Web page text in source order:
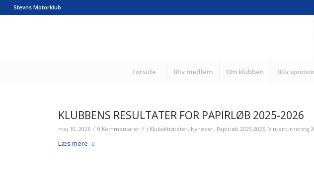
Stevns Motorklub
Forside Bliv medlem Om klubben Bliv sponsor
KLUBBENS RESULTATER FOR PAPIRLØB 2025-2026
maj 10, 2026 / 0 Kommentarer / i Klubaktiviteter, Nyheder, Papirløb 2025-2026,Vinterturnering
Læs mere